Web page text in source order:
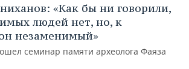
«Как бы ни говорили,
людей нет, но, к
незаменимый»
семинар памяти археолога Фаяза